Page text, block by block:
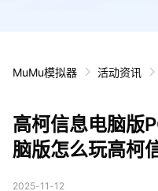
MuMu模拟器 活动资讯
高柯信息电脑版
脑版怎么玩高柯
2025-11-12